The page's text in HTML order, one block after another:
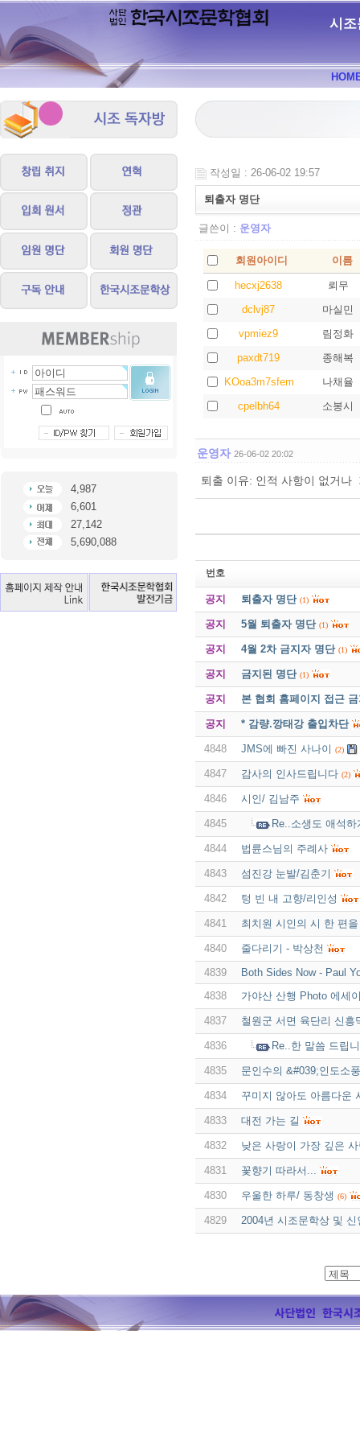
시조
4,987
6,601
27,142
5,690,088
작성일 : 26-06-02 19:57
퇴출자 명단
글쓴이 : 운영자
회원아이디 이름
hecxj2638
뢰무
dclvj87
마실민
vpmiez9
림정화
paxdt719
종해복
KOoa3m7sfem
나채율
cpelbh64
소봉시
운영자 26-06-02 20:02
퇴출 이유: 인적 사항이 없거나
번호
공지 퇴출자 명단 (1)
공지 5월 퇴출자 명단 (1)
공지 4월 2차 금지자 명단 (1)
공지 금지된 명단 (1)
공지 본 협회 홈페이지 접근
공지 * 감량.깡태강 출입차단
4848 JMS에 빠진 사나이 (2)
4847 감사의 인사드립니다 (2)
4846 시인/ 김남주
4845 Re..소생도 애석하
4844 법륜스님의 주례사
4843 섬진강 눈발/김춘기
4842 텅 빈 내 고향/리인성
4841 최치원 시인의 시 한 편
4840
줄다리기 - 박상천
4839
Both Sides Now - Paul
4838
가야산 산행 Photo 에세
4837 철원군 서면 육단리 신흥
4836 Re..한 말씀 드립
4835 문인수의 &#039;인도소
4834 꾸미지 않아도 아름다운
4833 대전 가는 길
4832 낮은 사랑이 가장 깊은 사
4831 꽃향기 따라서...
4830 우울한 하루/ 동창생 (6)
4829 2004년 시조문학상 및